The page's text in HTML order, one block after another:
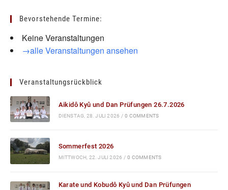
Bevorstehende Termine:
Keine Veranstaltungen
→alle Veranstaltungen ansehen
Veranstaltungsrückblick
Aikidô Kyû und Dan Prüfungen 26.7.2026
DIENSTAG, 28. JULI 2026 / 0 COMMENTS
Sommerfest 2026
MITTWOCH, 22. JULI 2026 / 0 COMMENTS
Karate und Kobudô Kyû und Dan Prüfungen